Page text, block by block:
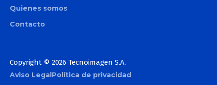
Quienes somos
Contacto
Copyright © 2026 Tecnoimagen S.A.
Aviso LegalPolítica de privacidad